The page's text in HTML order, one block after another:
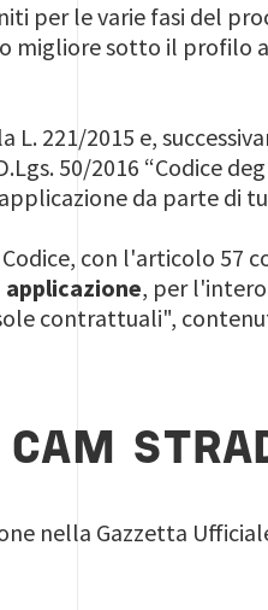
per le varie fasi del
migliore sotto il profilo
L. 221/2015 e,
50/2016 “Codice
da parte di
con l'articolo 57
, per
contrattuali",
CAM
nella Gazzetta